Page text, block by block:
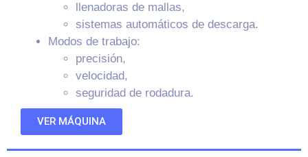
llenadoras de mallas,
sistemas automáticos de descarga.
Modos de trabajo:
precisión,
velocidad,
seguridad de rodadura.
VER MÁQUINA